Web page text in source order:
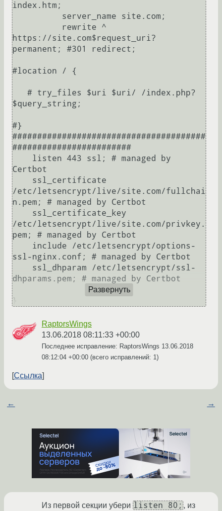
index.htm;
https://site.com$request_uri?
permanent; #301 redirect;
#location / {
$query_string;
#}
#######################################
########################
Certbot
/etc/letsencrypt/live/site.com/fullchai
n.pem; # managed by Certbot
/etc/letsencrypt/live/site.com/privkey.
pem; # managed by Certbot
ssl-nginx.conf; # managed by Certbot
dhparams.pem; # managed by Certbot
Развернуть
RaptorsWings
13.06.2018 08:11:33 +00:00
Последнее исправление: RaptorsWings 13.06.2018
08:12:04 +00:00 (всего исправлений: 1)
Ссылка
← →
Из первой секции убери listen 80; , из